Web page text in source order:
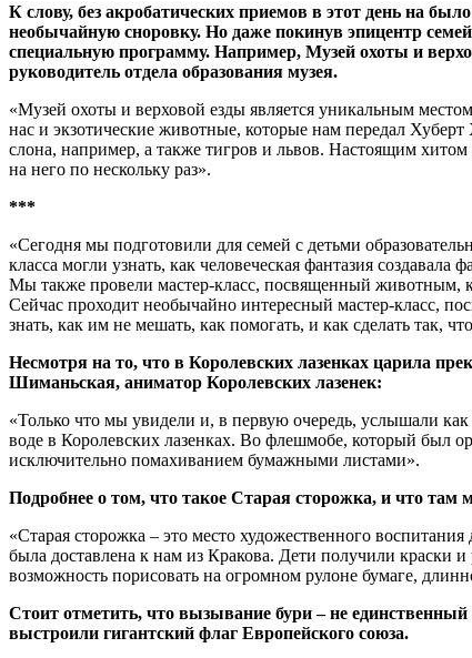
К слову, без акробатических приемов в этот день на
необычайную сноровку. Но даже покинув эпицентр
специальную программу. Например, Музей охоты и
руководитель отдела образования музея.
«Музей охоты и верховой езды является уникальным
нас и экзотические животные, которые нам передал
слона, например, а также тигров и львов. Настоящим
на него по нескольку раз».
***
«Сегодня мы подготовили для семей с детьми
класса могли узнать, как человеческая фантазия
Мы также провели мастер-класс, посвященный животным,
Сейчас проходит необычайно интересный мастер-класс,
знать, как им не мешать, как помогать, и как сделать так,
Несмотря на то, что в Королевских лазенках царила
Шиманьская, аниматор Королевских лазенек:
«Только что мы увидели и, в первую очередь, услышали
воде в Королевских лазенках. Во флешмобе, который был
исключительно помахиванием бумажными листами».
Подробнее о том, что такое Старая сторожка, и что там
«Старая сторожка – это место художественного
была доставлена к нам из Кракова. Дети получили краски
возможность порисовать на огромном рулоне бумаге,
Стоит отметить, что вызывание бури – не
выстроили гигантский флаг Европейского союза.